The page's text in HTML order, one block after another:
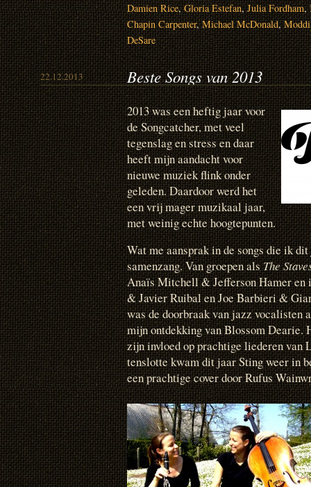
Damien Rice,Gloria Estefan,Julia Fordham,
Chapin Carpenter,Michael McDonald,Moddi
DeSare
22.12.2013 Beste Songs van 2013
2013 was een heftig jaar voor
de Songcatcher, met veel
tegenslag en stress en daar
heeft mijn aandacht voor
nieuwe muziek flink onder
geleden. Daardoor werd het
een vrij mager muzikaal jaar,
met weinig echte hoogtepunten.
Wat me aansprak in de songs die ik
samenzang. Van groepen alsThe
Anaïs Mitchell & Jefferson Hamer en
& Javier Ruibal en Joe Barbieri &
was de doorbraak van jazz vocalisten
mijn ontdekking van Blossom Dearie.
zijn invloed op prachtige liederen van
tenslotte kwam dit jaar Sting weer in
een prachtige cover door Rufus